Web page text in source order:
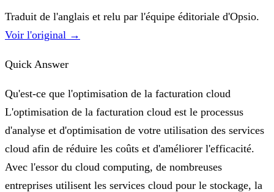
Traduit de l'anglais et relu par l'équipe éditoriale d'Opsio.
Voir l'original →
Quick Answer
Qu'est-ce que l'optimisation de la facturation cloud
L'optimisation de la facturation cloud est le processus
d'analyse et d'optimisation de votre utilisation des services
cloud afin de réduire les coûts et d'améliorer l'efficacité.
Avec l'essor du cloud computing, de nombreuses
entreprises utilisent les services cloud pour le stockage, la